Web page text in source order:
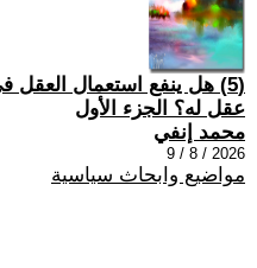
(5) هل ينفع استعمال العقل
عقل له؟ الجزء الأول
محمد إنفي
2026 / 8 / 9
مواضيع وابحاث سياسية